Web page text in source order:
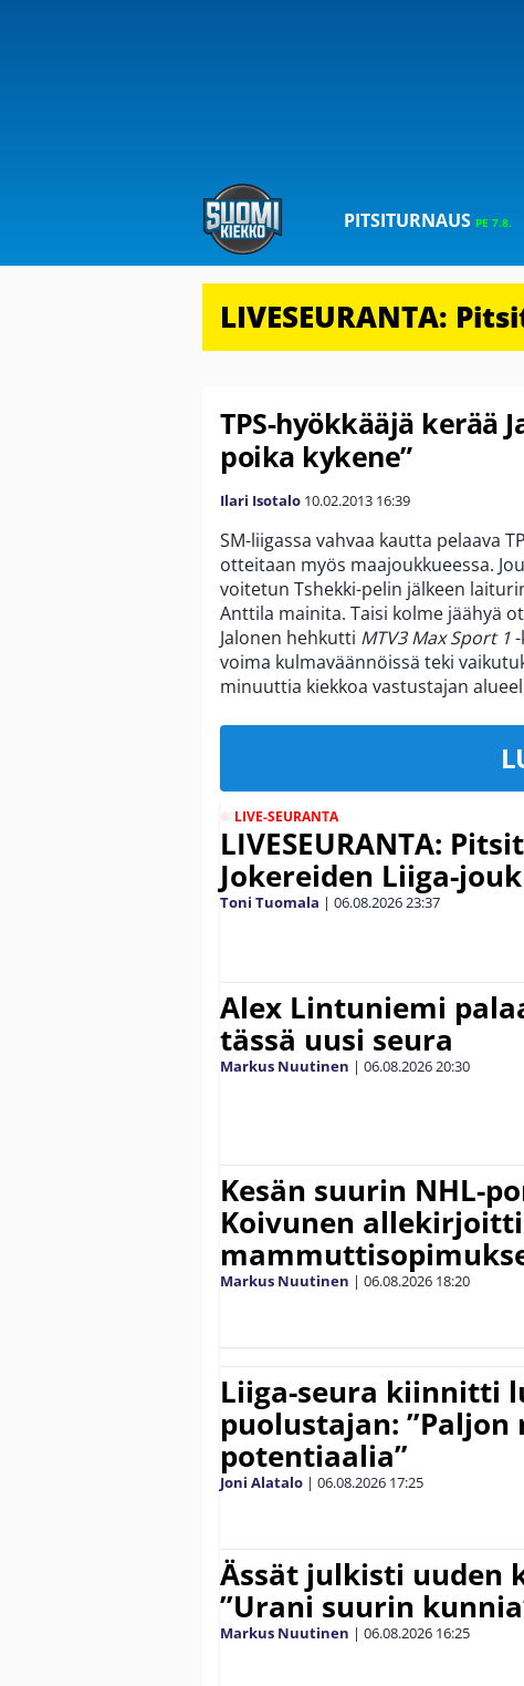
PITSITURNAUS PE 7.8.
LIVESEURANTA:
TPS-hyökkääjä kerää
poika kykene”
Ilari Isotalo 10.02.2013 16:39
SM-liigassa vahvaa kautta pelaava
otteitaan myös maajoukkueessa.
voitetun Tshekki-pelin jälkeen
Anttila mainita. Taisi kolme jäähyä
Jalonen hehkutti MTV3 Max Sport 1
voima kulmaväännöissä teki
minuuttia kiekkoa vastustajan
LIVE-SEURANTA
LIVESEURANTA:
Jokereiden Liiga-
Toni Tuomala | 06.08.202623:37
Alex Lintuniemi
tässä uusi seura
Markus Nuutinen | 06.08.202620:30
Kesän suurin NHL-
Koivunen allekirjoitti
Markus Nuutinen | 06.08.2026 18:20
Liiga-seura kiinnitti
puolustajan:
potentiaalia”
Joni Alatalo | 06.08.2026 17:25
Ässät julkisti uuden
”Urani suurin
Markus Nuutinen | 06.08.2026 16:25